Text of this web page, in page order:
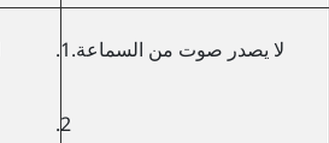
لا يصدر صوت من السماعة.